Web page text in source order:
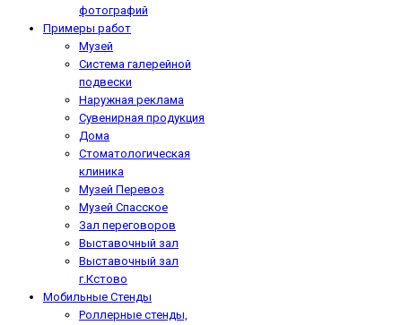
фотографий
Примеры работ
Музей
Система галерейной
подвески
Наружная реклама
Сувенирная продукция
Дома
Стоматологическая
клиника
Музей Перевоз
Музей Спасское
Зал переговоров
Выставочный зал
Выставочный зал
г.Кстово
Мобильные Стенды
Роллерные стенды,